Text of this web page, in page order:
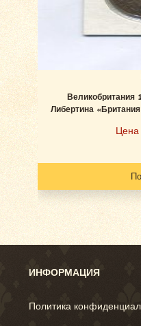
Великобритания
Либертина
Цена
ИНФОРМАЦИЯ
Политика